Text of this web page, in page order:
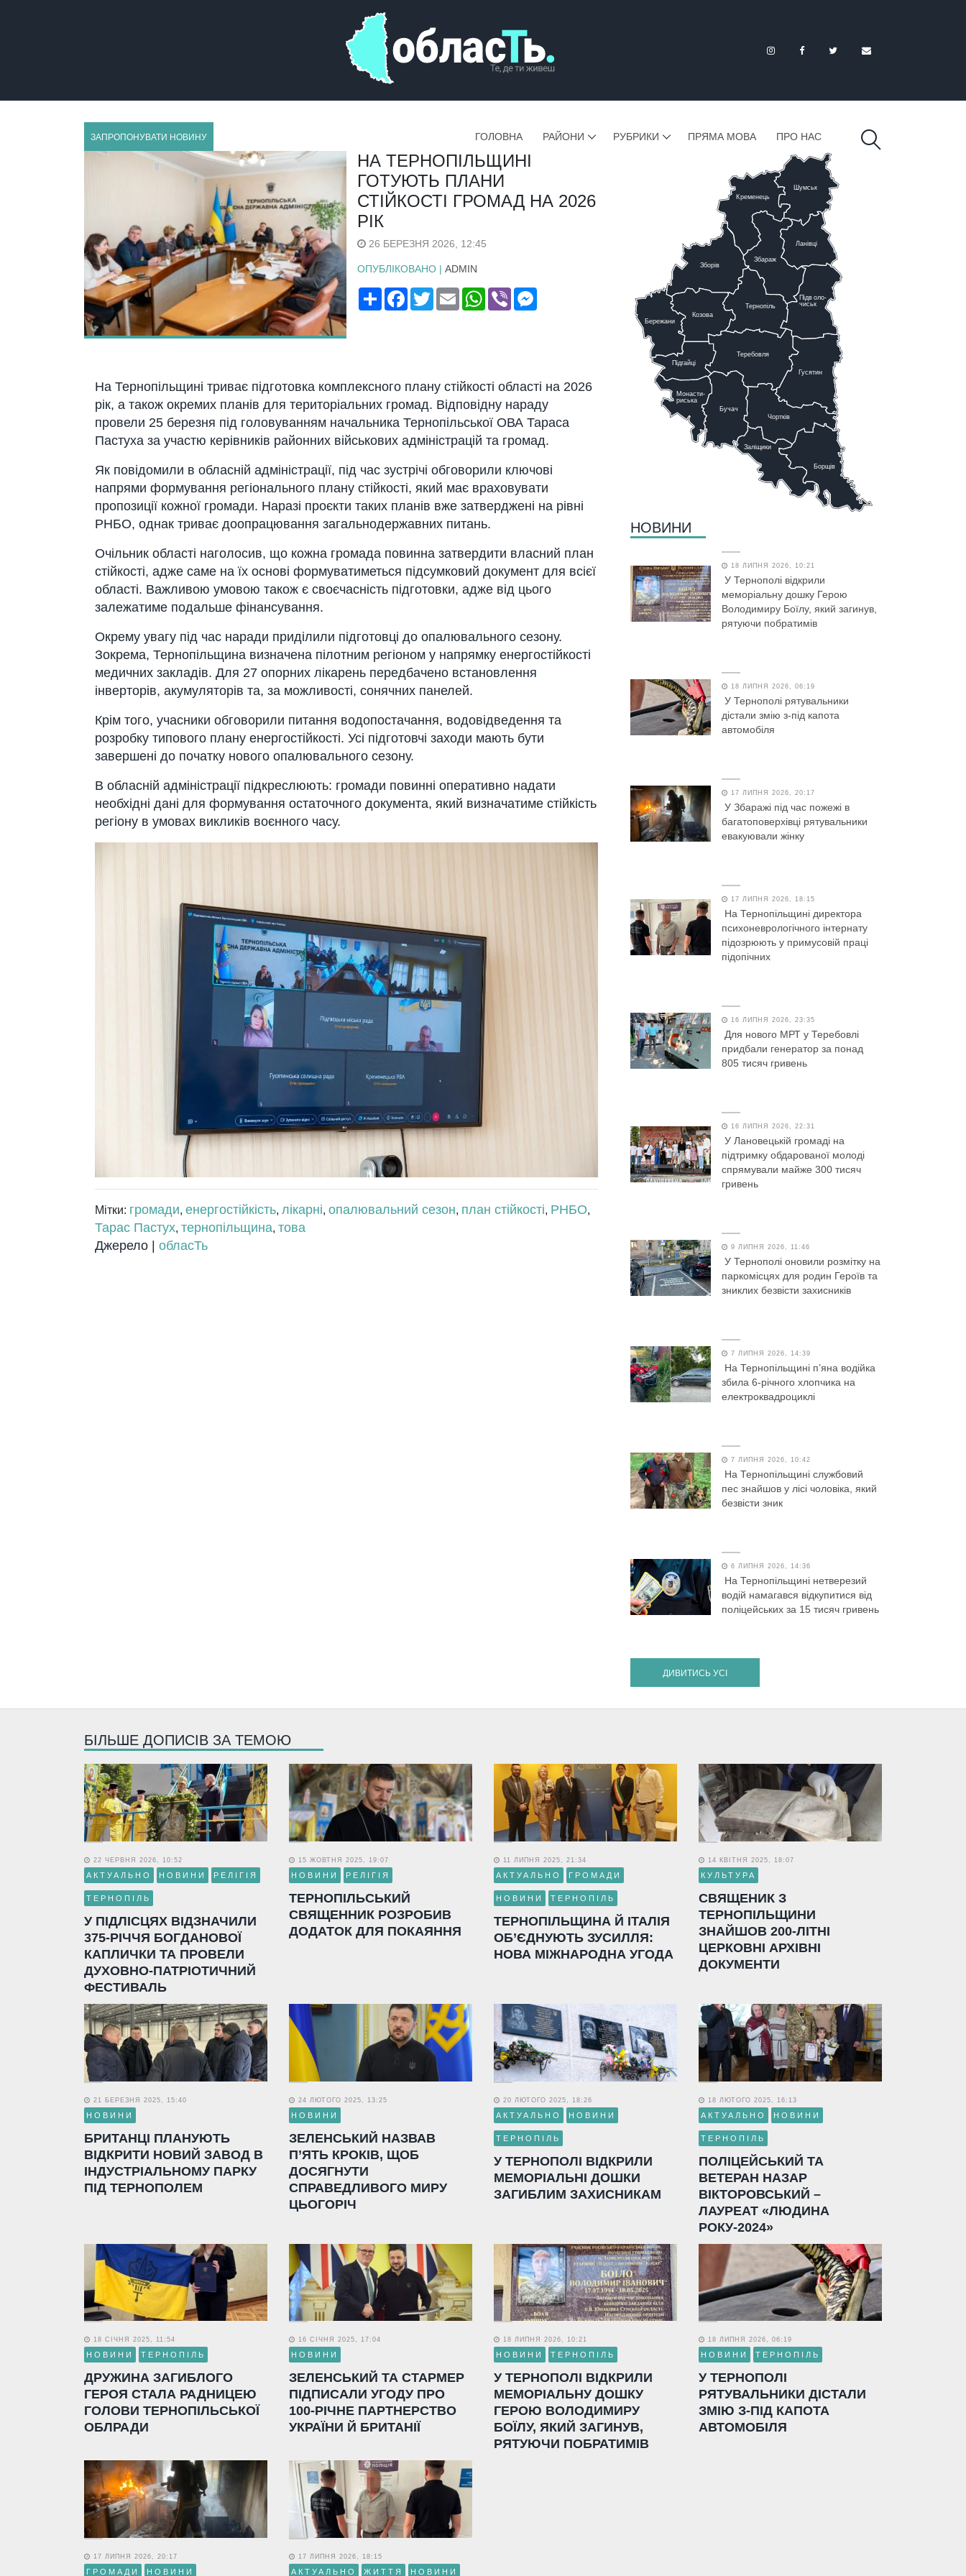
ЗАПРОПОНУВАТИ НОВИНУ ГОЛОВНА РАЙОНИ РУБРИКИ ПРЯМА МОВА ПРО НАС
НА ТЕРНОПІЛЬЩИНІ
ГОТУЮТЬ ПЛАНИ
СТІЙКОСТІ ГРОМАД НА 2026
РІК
26 БЕРЕЗНЯ 2026, 12:45
ОПУБЛІКОВАНО | ADMIN
ПоширитиFacebook
TwitterEmail WhatsApp
Viber
На Тернопільщині триває підготовка комплексного плану стійкості області на 2026
рік, а також окремих планів для територіальних громад. Відповідну нараду
провели 25 березня під головуванням начальника Тернопільської ОВА Тараса
Пастуха за участю керівників районних військових адміністрацій та громад.
Як повідомили в обласній адміністрації, під час зустрічі обговорили ключові
напрями формування регіонального плану стійкості, який має враховувати
пропозиції кожної громади. Наразі проєкти таких планів вже затверджені на рівні
РНБО, однак триває доопрацювання загальнодержавних питань.
Очільник області наголосив, що кожна громада повинна затвердити власний план
стійкості, адже саме на їх основі формуватиметься підсумковий документ для всієї
області. Важливою умовою також є своєчасність підготовки, адже від цього
залежатиме подальше фінансування.
Окрему увагу під час наради приділили підготовці до опалювального сезону.
Зокрема, Тернопільщина визначена пілотним регіоном у напрямку енергостійкості
медичних закладів. Для 27 опорних лікарень передбачено встановлення
інверторів, акумуляторів та, за можливості, сонячних панелей.
Крім того, учасники обговорили питання водопостачання, водовідведення та
розробку типового плану енергостійкості. Усі підготовчі заходи мають бути
завершені до початку нового опалювального сезону.
В обласній адміністрації підкреслюють: громади повинні оперативно надати
необхідні дані для формування остаточного документа, який визначатиме стійкість
регіону в умовах викликів воєнного часу.
Мітки: громади, енергостійкість, лікарні, опалювальний сезон, план стійкості, РНБО,
Тарас Пастух, тернопільщина, това
Джерело | обласТь
Тернопіль
Теребовля
Бучач
Заліщики
Борщів
Чортків
Гусятин
Підволо-
чиськ
Ланівці
Збараж
Шумськ
Кременець
Козова
Бережани
Підгайці
Зборів
Монасти-
риська
НОВИНИ
18 ЛИПНЯ 2026, 10:21
У Тернополі відкрили
меморіальну дошку Герою
Володимиру Боїлу, який загинув,
рятуючи побратимів
18 ЛИПНЯ 2026, 06:19
У Тернополі рятувальники
дістали змію з-під капота
автомобіля
17 ЛИПНЯ 2026, 20:17
У Збаражі під час пожежі в
багатоповерхівці рятувальники
евакуювали жінку
17 ЛИПНЯ 2026, 18:15
На Тернопільщині директора
психоневрологічного інтернату
підозрюють у примусовій праці
підопічних
16 ЛИПНЯ 2026, 23:35
Для нового МРТ у Теребовлі
придбали генератор за понад
805 тисяч гривень
16 ЛИПНЯ 2026, 22:31
У Лановецькій громаді на
підтримку обдарованої молоді
спрямували майже 300 тисяч
гривень
9 ЛИПНЯ 2026, 11:46
У Тернополі оновили розмітку на
паркомісцях для родин Героїв та
зниклих безвісти захисників
7 ЛИПНЯ 2026, 14:39
На Тернопільщині п’яна водійка
збила 6-річного хлопчика на
електроквадроциклі
7 ЛИПНЯ 2026, 10:42
На Тернопільщині службовий
пес знайшов у лісі чоловіка, який
безвісти зник
6 ЛИПНЯ 2026, 14:36
На Тернопільщині нетверезий
водій намагався відкупитися від
поліцейських за 15 тисяч гривень
ДИВИТИСЬ УСІ
БІЛЬШЕ ДОПИСІВ ЗА ТЕМОЮ
22 ЧЕРВНЯ 2026, 10:52
АКТУАЛЬНО НОВИНИ РЕЛІГІЯ
ТЕРНОПІЛЬ
У ПІДЛІСЦЯХ ВІДЗНАЧИЛИ
375-РІЧЧЯ БОГДАНОВОЇ
КАПЛИЧКИ ТА ПРОВЕЛИ
ДУХОВНО-ПАТРІОТИЧНИЙ
ФЕСТИВАЛЬ
15 ЖОВТНЯ 2025, 19:07
НОВИНИ РЕЛІГІЯ
ТЕРНОПІЛЬСЬКИЙ
СВЯЩЕННИК РОЗРОБИВ
ДОДАТОК ДЛЯ ПОКАЯННЯ
11 ЛИПНЯ 2025, 21:34
АКТУАЛЬНО ГРОМАДИ
НОВИНИ ТЕРНОПІЛЬ
ТЕРНОПІЛЬЩИНА Й ІТАЛІЯ
ОБ’ЄДНУЮТЬ ЗУСИЛЛЯ:
НОВА МІЖНАРОДНА УГОДА
14 КВІТНЯ 2025, 18:07
КУЛЬТУРА
СВЯЩЕНИК З
ТЕРНОПІЛЬЩИНИ
ЗНАЙШОВ 200-ЛІТНІ
ЦЕРКОВНІ АРХІВНІ
ДОКУМЕНТИ
21 БЕРЕЗНЯ 2025, 15:40
НОВИНИ
БРИТАНЦІ ПЛАНУЮТЬ
ВІДКРИТИ НОВИЙ ЗАВОД В
ІНДУСТРІАЛЬНОМУ ПАРКУ
ПІД ТЕРНОПОЛЕМ
24 ЛЮТОГО 2025, 13:25
НОВИНИ
ЗЕЛЕНСЬКИЙ НАЗВАВ
П’ЯТЬ КРОКІВ, ЩОБ
ДОСЯГНУТИ
СПРАВЕДЛИВОГО МИРУ
ЦЬОГОРІЧ
20 ЛЮТОГО 2025, 18:26
АКТУАЛЬНО НОВИНИ
ТЕРНОПІЛЬ
У ТЕРНОПОЛІ ВІДКРИЛИ
МЕМОРІАЛЬНІ ДОШКИ
ЗАГИБЛИМ ЗАХИСНИКАМ
18 ЛЮТОГО 2025, 16:13
АКТУАЛЬНО НОВИНИ
ТЕРНОПІЛЬ
ПОЛІЦЕЙСЬКИЙ ТА
ВЕТЕРАН НАЗАР
ВІКТОРОВСЬКИЙ –
ЛАУРЕАТ «ЛЮДИНА
РОКУ-2024»
18 СІЧНЯ 2025, 11:54
НОВИНИ ТЕРНОПІЛЬ
ДРУЖИНА ЗАГИБЛОГО
ГЕРОЯ СТАЛА РАДНИЦЕЮ
ГОЛОВИ ТЕРНОПІЛЬСЬКОЇ
ОБЛРАДИ
16 СІЧНЯ 2025, 17:04
НОВИНИ
ЗЕЛЕНСЬКИЙ ТА СТАРМЕР
ПІДПИСАЛИ УГОДУ ПРО
100-РІЧНЕ ПАРТНЕРСТВО
УКРАЇНИ Й БРИТАНІЇ
18 ЛИПНЯ 2026, 10:21
НОВИНИ ТЕРНОПІЛЬ
У ТЕРНОПОЛІ ВІДКРИЛИ
МЕМОРІАЛЬНУ ДОШКУ
ГЕРОЮ ВОЛОДИМИРУ
БОЇЛУ, ЯКИЙ ЗАГИНУВ,
РЯТУЮЧИ ПОБРАТИМІВ
18 ЛИПНЯ 2026, 06:19
НОВИНИ ТЕРНОПІЛЬ
У ТЕРНОПОЛІ
РЯТУВАЛЬНИКИ ДІСТАЛИ
ЗМІЮ З-ПІД КАПОТА
АВТОМОБІЛЯ
17 ЛИПНЯ 2026, 20:17
ГРОМАДИ НОВИНИ
17 ЛИПНЯ 2026, 18:15
АКТУАЛЬНО ЖИТТЯ НОВИНИ